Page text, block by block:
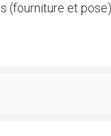
et pose),